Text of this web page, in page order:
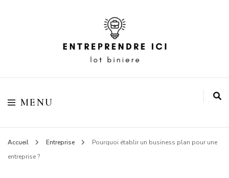
Entreprendre ici lot
MENU
Accueil Entreprise
Pourquoi établir un business plan pour une
entreprise ?